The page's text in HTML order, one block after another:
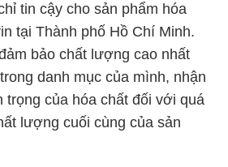
tin cậy cho sản phẩm hóa
tại Thành phố Hồ Chí Minh.
bảo chất lượng cao nhất
danh mục của mình, nhận
trọng của hóa chất đối với quá
lượng cuối cùng của sản